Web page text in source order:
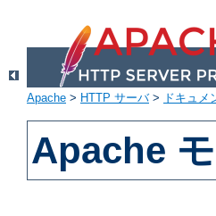
Apache > HTTP サーバ> ドキュメ
Apache